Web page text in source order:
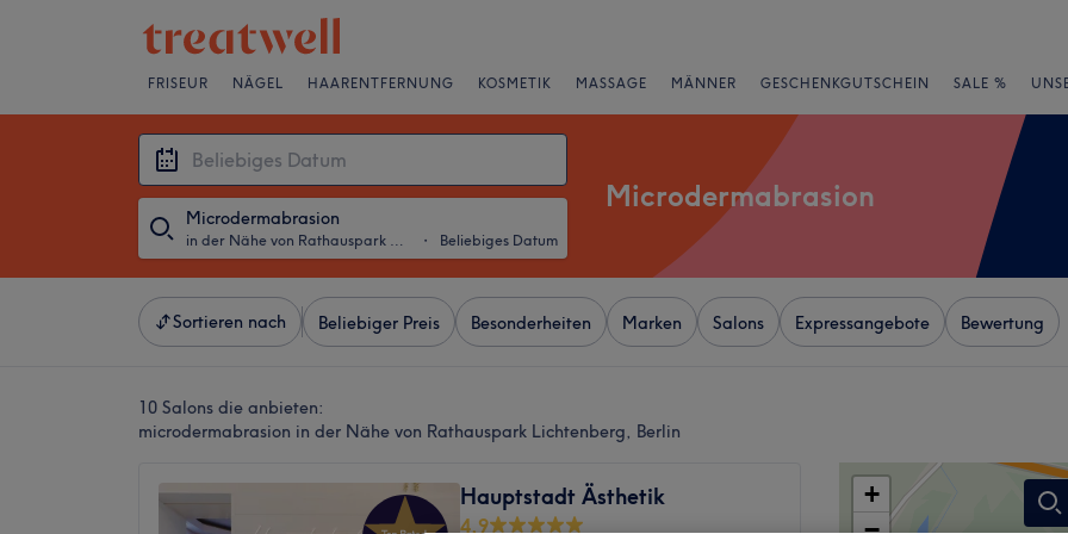
FRISEUR NÄGEL HAARENTFERNUNG KOSMETIK MASSAGE MÄNNER GESCHENKGUTSCHEIN SALE %
Microdermabrasion
in der Nähe von Rathauspark Lichtenberg, Berlin ・ Beliebiges Datum
Microdermabrasion
Sortieren nach Beliebiger Preis Besonderheiten Marken Salons Expressangebote Bewertung
10 Salons die anbieten:
microdermabrasion in der Nähe von Rathauspark Lichtenberg, Berlin
Hauptstadt Ästhetik
4,9
+